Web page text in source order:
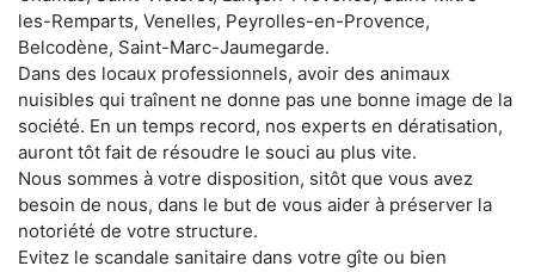
les-Remparts, Venelles, Peyrolles-en-Provence,
Belcodène, Saint-Marc-Jaumegarde.
Dans des locaux professionnels, avoir des animaux
nuisibles qui traînent ne donne pas une bonne image de la
société. En un temps record, nos experts en dératisation,
auront tôt fait de résoudre le souci au plus vite.
Nous sommes à votre disposition, sitôt que vous avez
besoin de nous, dans le but de vous aider à préserver la
notoriété de votre structure.
Evitez le scandale sanitaire dans votre gîte ou bien